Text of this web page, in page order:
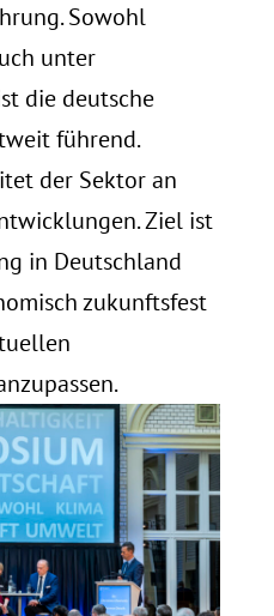
Sowohl
unter
die deutsche
führend.
der Sektor an
Ziel ist
in Deutschland
zukunftsfest